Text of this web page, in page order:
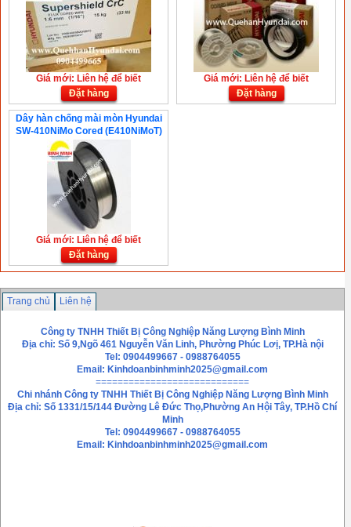
Giá mới: Liên hệ để biết
Đặt hàng
Giá mới: Liên hệ để biết
Đặt hàng
Dây hàn chống mài mòn Hyundai
SW-410NiMo Cored (E410NiMoT)
Giá mới: Liên hệ để biết
Đặt hàng
Trang chủ Liên hệ
Công ty TNHH Thiết Bị Công Nghiệp Năng Lượng Bình Minh
Địa chỉ: Số 9,Ngõ 461 Nguyễn Văn Linh, Phường Phúc Lơị, TP.Hà nội
Tel: 0904499667 - 0988764055
Email: Kinhdoanbinhminh2025@gmail.com
============================
Chi nhánh Công ty TNHH Thiết Bị Công Nghiệp Năng Lượng Bình Minh
Địa chỉ: Số 1331/15/144 Đường Lê Đức Thọ,Phường An Hội Tây, TP.Hồ Chí
Minh
Tel: 0904499667 - 0988764055
Email: Kinhdoanbinhminh2025@gmail.com